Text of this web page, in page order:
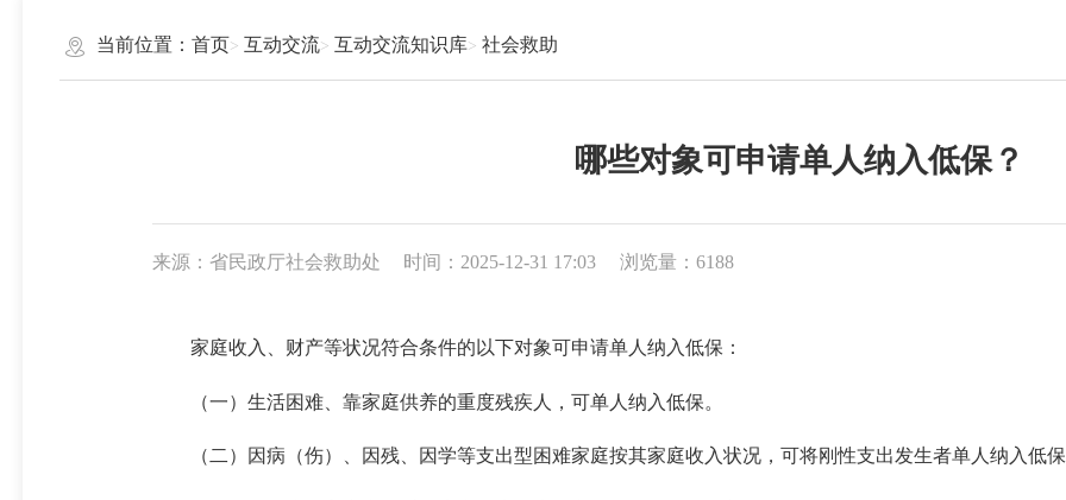
当前位置： 首页 互动交流 互动交流知识库 社会救助
哪些对象可申请单人纳入低保？
来源：省民政厅社会救助处 时间：2025-12-31 17:03 浏览量：6188
家庭收入、财产等状况符合条件的以下对象可申请单人纳入低保：
（一）生活困难、靠家庭供养的重度残疾人，可单人纳入低保。
（二）因病（伤）、因残、因学等支出型困难家庭按其家庭收入状况，可将刚性支出发生者单人纳入低